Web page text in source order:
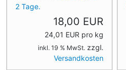
2 Tage.
18,00 EUR
24,01 EUR pro kg
inkl. 19 % MwSt. zzgl.
Versandkosten